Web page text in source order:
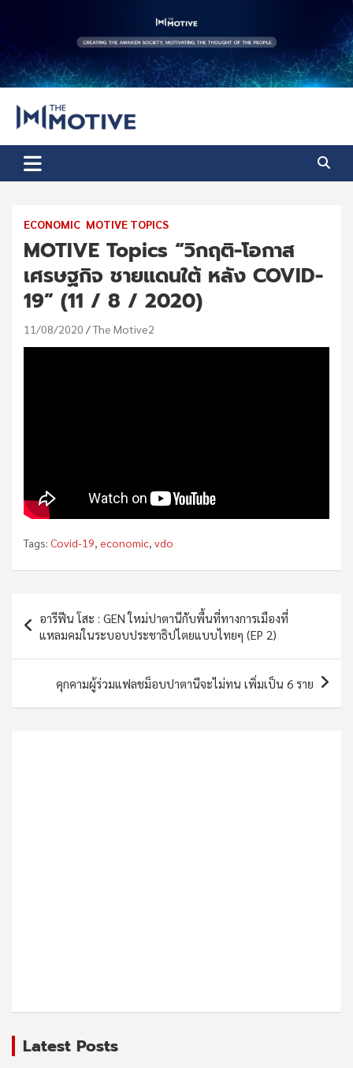
content
The Motive
ECONOMIC MOTIVE TOPICS
MOTIVE Topics “วิกฤติ-โอกาส
เศรษฐกิจ ชายแดนใต้ หลัง COVID-
19” (11 / 8 / 2020)
11/08/2020 The Motive2
Tags: Covid-19, economic, vdo
navigation
อารีฟีน โสะ : GEN ใหม่ปาตานีกับพื้นที่ทางการเมืองที่
แหลมคมในระบอบประชาธิปไตยแบบไทยๆ (EP 2)
คุกคามผู้ร่วมแฟลชม็อบปาตานีจะไม่ทน เพิ่มเป็น 6 ราย
Latest Posts